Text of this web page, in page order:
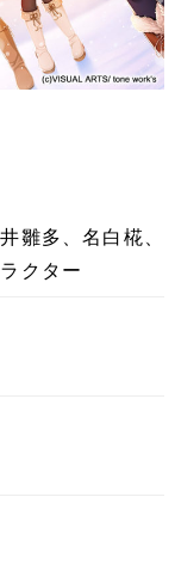
雛多、名白椛、
クター